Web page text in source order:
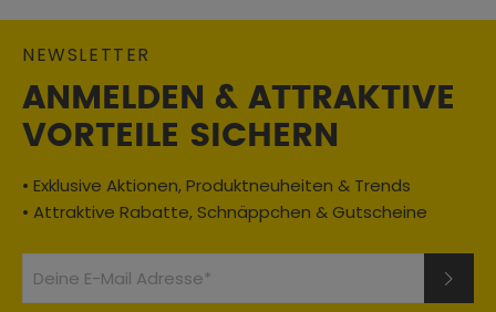
Jacken
Eigenschaften:
herausnehmbares Innenfutter, wasserdicht
Geschlecht:
Material:
Textil
Jahreszeit:
Winter
NEWSLETTER
ANMELDEN & ATTRAKTIVE
VORTEILE SICHERN
• Exklusive Aktionen, Produktneuheiten & Trends
• Attraktive Rabatte, Schnäppchen & Gutscheine